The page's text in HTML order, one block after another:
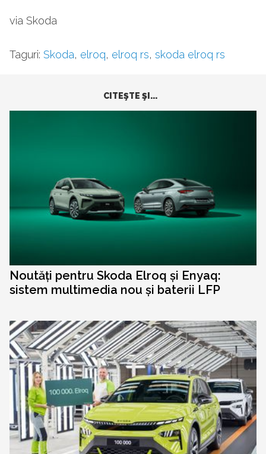
via Skoda
Taguri: Skoda, elroq, elroq rs, skoda elroq rs
CITEŞTE ŞI...
Noutăți pentru Skoda Elroq și Enyaq:
sistem multimedia nou și baterii LFP